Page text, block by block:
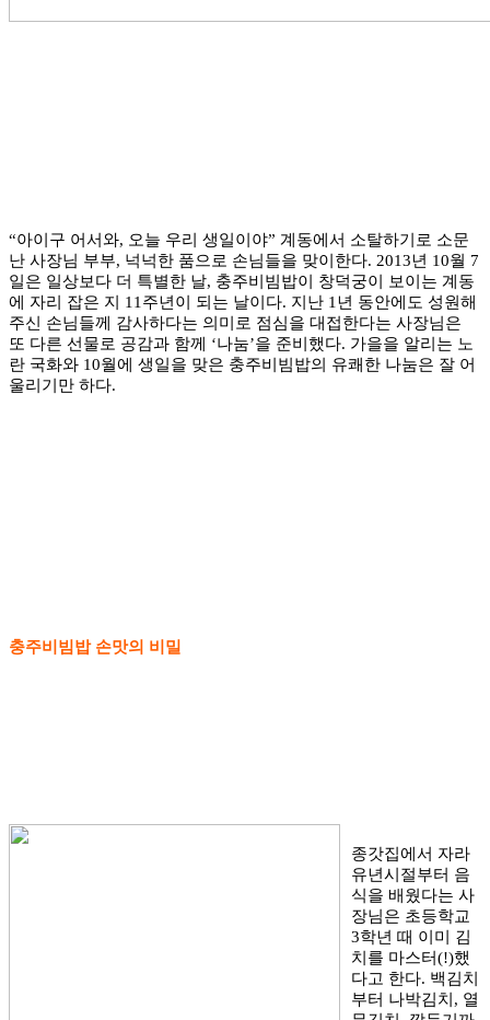
“아이구 어서와, 오늘 우리 생일이야” 계동에서 소탈하기로 소문
난 사장님 부부, 넉넉한 품으로 손님들을 맞이한다. 2013년 10월 7
일은 일상보다 더 특별한 날, 충주비빔밥이 창덕궁이 보이는 계동
에 자리 잡은 지 11주년이 되는 날이다. 지난 1년 동안에도 성원해
주신 손님들께 감사하다는 의미로 점심을 대접한다는 사장님은
또 다른 선물로 공감과 함께 ‘나눔’을 준비했다. 가을을 알리는 노
란 국화와 10월에 생일을 맞은 충주비빔밥의 유쾌한 나눔은 잘 어
울리기만 하다.
충주비빔밥 손맛의 비밀
종갓집에서 자라
유년시절부터 음
식을 배웠다는 사
장님은 초등학교
3학년 때 이미 김
치를 마스터(!)했
다고 한다. 백김치
부터 나박김치, 열